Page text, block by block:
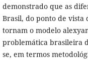
demonstrado que as
Brasil, do ponto de
tornam o modelo
problemática brasileira
se, em termos